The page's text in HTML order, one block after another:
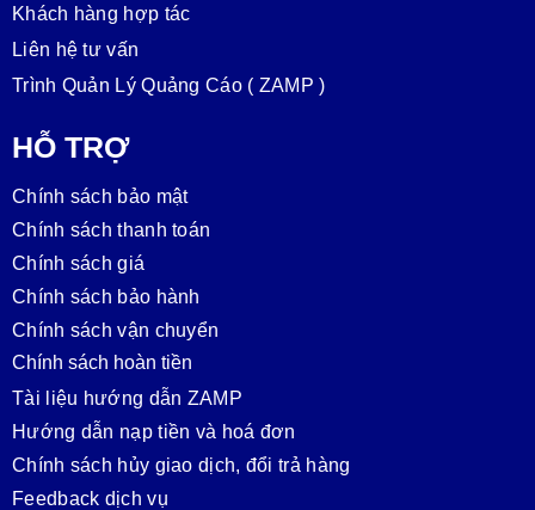
Khách hàng hợp tác
Liên hệ tư vấn
Trình Quản Lý Quảng Cáo ( ZAMP )
HỖ TRỢ
Chính sách bảo mật
Chính sách thanh toán
Chính sách giá
Chính sách bảo hành
Chính sách vận chuyển
Chính sách hoàn tiền
Tài liệu hướng dẫn ZAMP
Hướng dẫn nạp tiền và hoá đơn
Chính sách hủy giao dịch, đổi trả hàng
Feedback dịch vụ